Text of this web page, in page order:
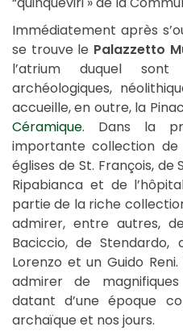
Immédiatement après
se trouve le Palazzetto
l’atrium duquel
archéologiques,
accueille, en outre, la
Céramique. Dans la
importante collection
églises de St. François, de
Ripabianca et de
partie de la riche
admirer, entre autres,
Baciccio, de Stendardo,
Lorenzo et un Guido
admirer de
datant d’une époque
archaïque et nos jours.